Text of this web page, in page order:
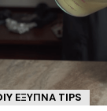
ΈΞΥΠΝΑ TIPS